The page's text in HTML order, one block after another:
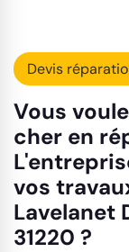
Devis
Vous
cher en
vos
Lavelanet
31220 ?